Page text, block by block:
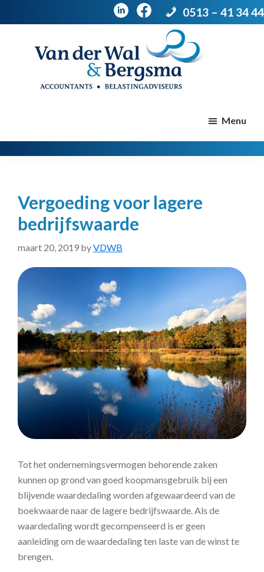
0513 – 41 34 44
Menu
Vergoeding voor lagere
bedrijfswaarde
maart 20, 2019 byVDWB
Tot het ondernemingsvermogen behorende zaken
kunnen op grond van goed koopmansgebruik bij een
blijvende waardedaling worden afgewaardeerd van de
boekwaarde naar de lagere bedrijfswaarde. Als de
waardedaling wordt gecompenseerd is er geen
aanleiding om de waardedaling ten laste van de winst te
brengen.